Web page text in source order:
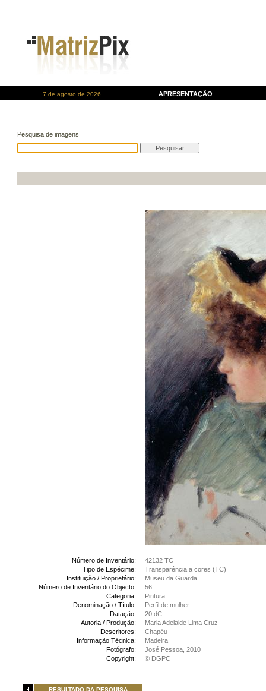
7 de agosto de 2026 APRESENTAÇÃO
Pesquisa de imagens
Número de Inventário:
42132 TC
Tipo de Espécime:
Transparência a cores (TC)
Instituição / Proprietário:
Museu da Guarda
Número de Inventário do Objecto:
56
Categoria:
Pintura
Denominação / Título:
Perfil de mulher
Datação:
20 dC
Autoria / Produção:
Maria Adelaide Lima Cruz
Descritores:
Chapéu
Informação Técnica:
Madeira
Fotógrafo:
José Pessoa, 2010
Copyright:
© DGPC
RESULTADO DA PESQUISA